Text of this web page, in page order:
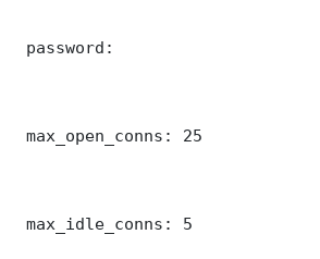
password:
max_open_conns: 25
max_idle_conns: 5